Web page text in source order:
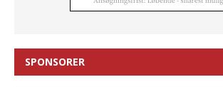
SPONSORER